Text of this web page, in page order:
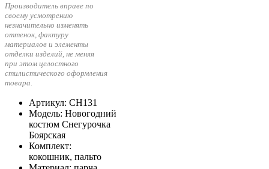
Производитель вправе по
своему усмотрению
незначительно изменять
оттенок, фактуру
материалов и элементы
отделки изделий, не меняя
при этом целостного
стилистического оформления
товара.
Артикул: СН131
Модель: Новогодний
костюм Снегурочка
Боярская
Комплект:
кокошник, пальто